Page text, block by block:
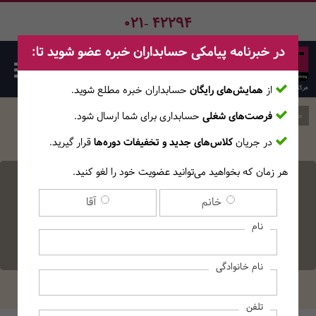
021- 42294
بلاک‌چین در حسابرسی؛
شفافیت مطلق یا تهدید
جدید؟
صفحه اصلی وبلاگ
در خبرنامه پیامکی حسابداران خبره عضو شوید تا:
از همایش‌های رایگان حسابداران خبره مطلع ‎شوید.
فرصت‌های شغلی حسابداری برای شما ارسال شود.
در جریانکلاس‌های جدید و تخفیفات دوره‌هاقرار گیرید.
هر زمان که بخواهید می‌توانید عضویت خود را لغو کنید.
خانم آقا
نام
نام خانوادگی
تلفن